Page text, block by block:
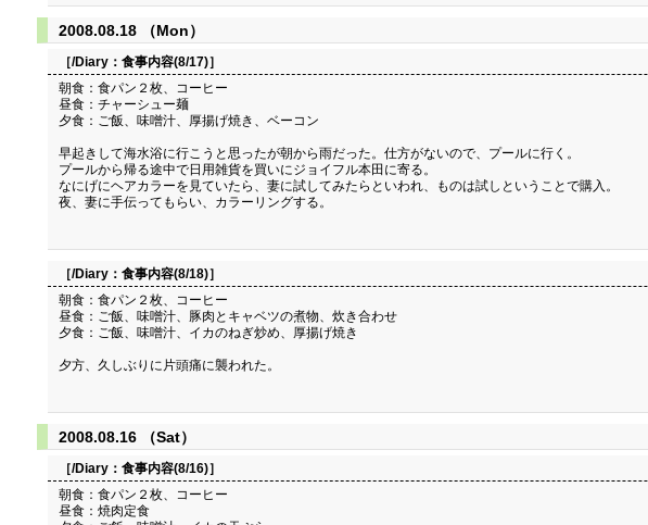
2008.08.18 （Mon）
［/Diary： 食事内容(8/17)］
朝食：食パン２枚、コーヒー
昼食：チャーシュー麺
夕食：ご飯、味噌汁、厚揚げ焼き、ベーコン
早起きして海水浴に行こうと思ったが朝から雨だった。仕方がないので、プールに行く。
プールから帰る途中で日用雑貨を買いにジョイフル本田に寄る。
なにげにヘアカラーを見ていたら、妻に試してみたらといわれ、ものは試しということで購入。
夜、妻に手伝ってもらい、カラーリングする。
［/Diary： 食事内容(8/18)］
朝食：食パン２枚、コーヒー
昼食：ご飯、味噌汁、豚肉とキャベツの煮物、炊き合わせ
夕食：ご飯、味噌汁、イカのねぎ炒め、厚揚げ焼き
夕方、久しぶりに片頭痛に襲われた。
2008.08.16 （Sat）
［/Diary： 食事内容(8/16)］
朝食：食パン２枚、コーヒー
昼食：焼肉定食